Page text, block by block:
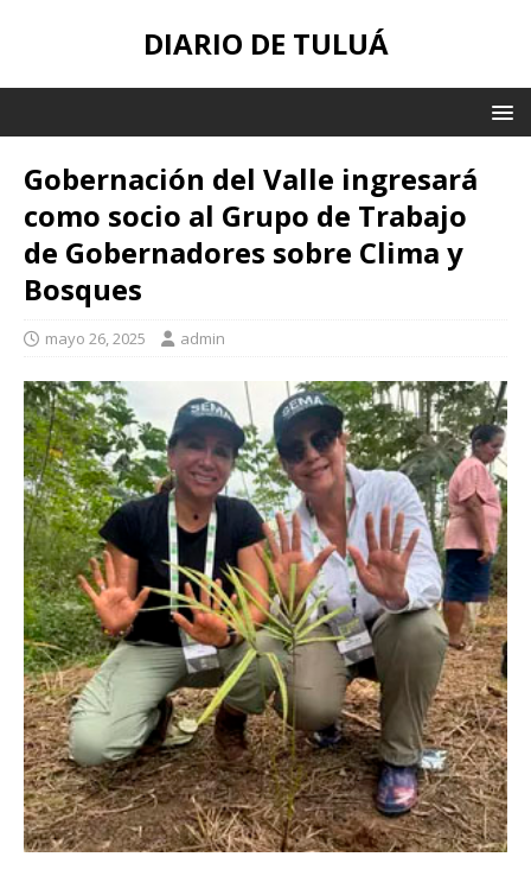
DIARIO DE TULUÁ
Gobernación del Valle ingresará
como socio al Grupo de Trabajo
de Gobernadores sobre Clima y
Bosques
mayo 26, 2025 admin